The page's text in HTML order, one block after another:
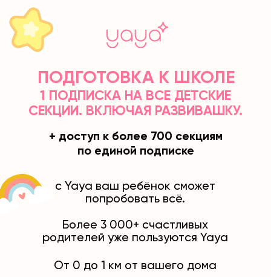
c Yaya ваш ребёнок сможет
попробовать всё.
программу
+ доступ к более 700 секциям
по единой подписке
ПОДГОТОВКА К ШКОЛЕ
1 ПОДПИСКА НА ВСЕ ДЕТСКИЕ
СЕКЦИИ. ВКЛЮЧАЯ РАЗВИВАШКУ.
От 0 до 1 км от вашего дома